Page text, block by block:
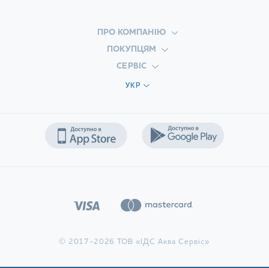
ПРО КОМПАНІЮ
ПОКУПЦЯМ
СЕРВІС
УКР
© 2017-2026 ТОВ «ІДС Аква Сервіс»